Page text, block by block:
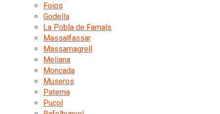
Foios
Godella
La Pobla de Farnals
Massalfassar
Massamagrell
Meliana
Moncada
Museros
Paterna
Puçol